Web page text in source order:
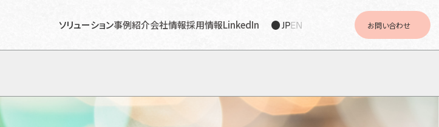
ソリューション事例紹介会社情報採用情報LinkedIn JPEN お問い合わせ